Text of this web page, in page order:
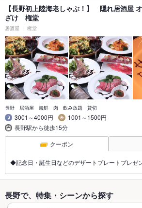
【長野初上陸海老しゃぶ！】 隠れ居酒屋
ざけ 権堂
居酒屋 権堂
長野 居酒屋 海鮮 肉 飲み放題 貸切
3001～4000円
1001～1500円
長野駅から徒歩15分
クーポン
◆記念日・誕生日などのデザートプレートプレゼ
長野で、特集・シーンから探す